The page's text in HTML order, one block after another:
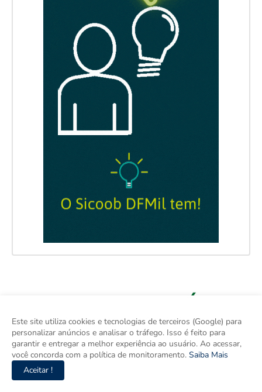
Este site utiliza cookies e tecnologias de terceiros (Google) para
personalizar anúncios e analisar o tráfego. Isso é feito para
garantir e entregar a melhor experiência ao usuário. Ao acessar,
você concorda com a política de monitoramento. Saiba Mais
Aceitar !